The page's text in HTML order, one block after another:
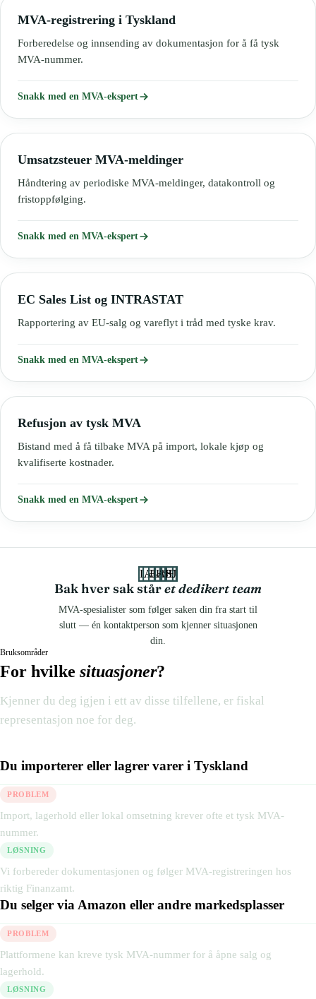
MVA-registrering i Tyskland
Forberedelse og innsending av dokumentasjon for å få tysk
MVA-nummer.
Snakk med en MVA-ekspert
Umsatzsteuer MVA-meldinger
Håndtering av periodiske MVA-meldinger, datakontroll og
fristoppfølging.
Snakk med en MVA-ekspert
EC Sales List og INTRASTAT
Rapportering av EU-salg og vareflyt i tråd med tyske krav.
Snakk med en MVA-ekspert
Refusjon av tysk MVA
Bistand med å få tilbake MVA på import, lokale kjøp og
kvalifiserte kostnader.
Snakk med en MVA-ekspert
LE
AL
BAHB
SE
SJ
Bak hver sak ståret dedikert team
MVA-spesialister som følger saken din fra start til
slutt — én kontaktperson som kjenner situasjonen
din.
Bruksområder
For hvilke situasjoner?
Kjenner du deg igjen i ett av disse tilfellene, er fiskal
representasjon noe for deg.
Du importerer eller lagrer varer i Tyskland
PROBLEM
Import, lagerhold eller lokal omsetning krever ofte et tysk MVA-
nummer.
LØSNING
Vi forbereder dokumentasjonen og følger MVA-registreringen hos
riktig Finanzamt.
Du selger via Amazon eller andre markedsplasser
PROBLEM
Plattformene kan kreve tysk MVA-nummer for å åpne salg og
lagerhold.
LØSNING